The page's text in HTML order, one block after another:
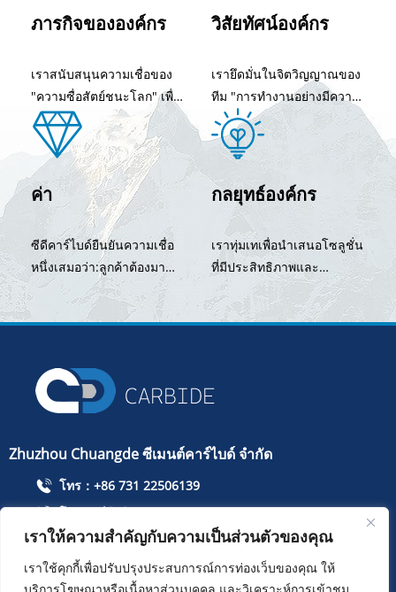
ภารกิจขององค์กร
เราสนับสนุนความเชื่อของ
"ความซื่อสัตย์ชนะโลก" เพื่อ
บรรลุภารกิจ "คุณภาพเป็นสิ่ง
สำคัญและความมั่งคั่งที่ตาม
มา" กลายเป็นองค์กรชั้นนำ
ในอุตสาหกรรม สร้างความ
พึงพอใจให้กับผู้ถือหุ้น
พนักงานที่ภาคภูมิใจ และได้
รับความเคารพจากสังคม
วิสัยทัศน์องค์กร
เรายึดมั่นในจิตวิญญาณของ
ทีม "การทำงานอย่างมีความ
สุข พิจารณาสถานการณ์โดย
รวม และใช้ประโยชน์จาก
การให้คำปรึกษาอย่างเต็มที่"
ขึ้นอยู่กับความสามารถและ
เทคโนโลยี การสร้าง
ผลิตภัณฑ์และบริการที่ดีที่สุด
วัฒนธรรมของเราขยายจาก
ที่นี่ และเราเชื่อว่าองค์กรของ
เรากำลังเจริญรุ่งเรืองและ
เจริญรุ่งเรืองสำหรับ เวลา
ค่า
ซีดีคาร์ไบด์ยืนยันความเชื่อ
หนึ่งเสมอว่า:ลูกค้าต้องมา
ก่อน การทำงานร่วมกันแบบ
เปิด การยึดมั่นในความ
เราเชื่อว่าเราสามารถทำให้
ความเชื่อนั้นเป็นจริงได้ด้วย
กลยุทธ์องค์กร
เราทุ่มเทเพื่อนำเสนอโซลูชั่น
ที่มีประสิทธิภาพและ
ประสิทธิผลแก่ลูกค้าของเรา
และช่วยลูกค้าแก้ปัญหา
และฝึกฝนต่อไป เป็นผลให้
เอกลักษณ์ของเราในตลาด
Zhuzhou Chuangde ซีเมนต์คาร์ไบด์ จำกัด
โทร：+86 731 22506139
โทรศัพท์มือถือ：+86 13786352688
info@cdcarbide.com
เพิ่ม215 อาคาร 1 สวนนักเรียนต่างชาติ Pioneer Park ถนน
Taishan เขต Tianyuan เมือง Zhuzhou
เราให้ความสำคัญกับความเป็นส่วนตัวของคุณ
เราใช้คุกกี้เพื่อปรับปรุงประสบการณ์การท่องเว็บของคุณ ให้